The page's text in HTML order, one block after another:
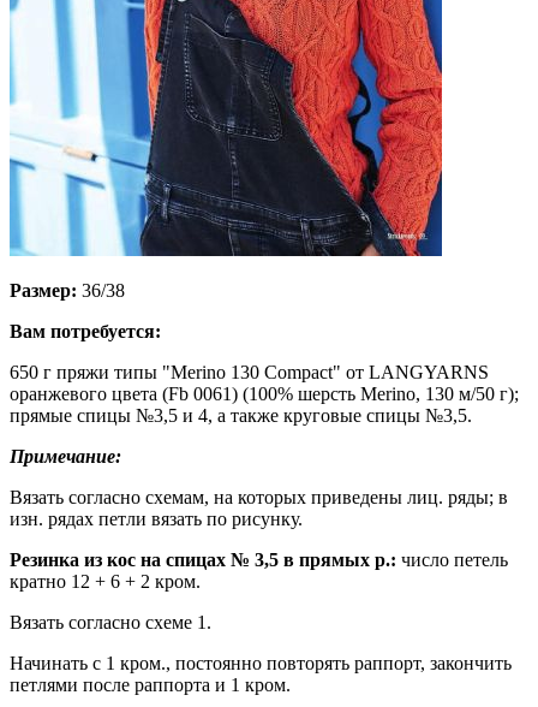
Размер: 36/38
Вам потребуется:
650 г пряжи типы "Merino 130 Compact" от LANGYARNS
оранжевого цвета (Fb 0061) (100% шерсть Merino, 130 м/50 г);
прямые спицы №3,5 и 4, а также круговые спицы №3,5.
Примечание:
Вязать согласно схемам, на которых приведены лиц. ряды; в
изн. рядах петли вязать по рисунку.
Резинка из кос на спицах № 3,5 в прямых р.: число петель
кратно 12 + 6 + 2 кром.
Вязать согласно схеме 1.
Начинать с 1 кром., постоянно повторять раппорт, закончить
петлями после раппорта и 1 кром.